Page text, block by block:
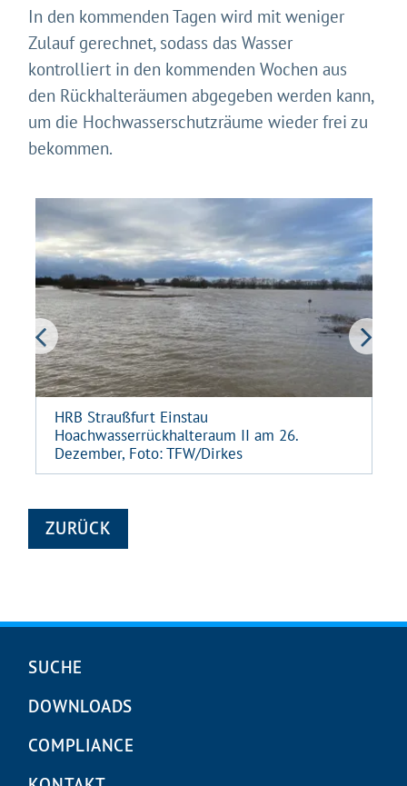
In den kommenden Tagen wird mit weniger
Zulauf gerechnet, sodass das Wasser
kontrolliert in den kommenden Wochen aus
den Rückhalteräumen abgegeben werden kann,
um die Hochwasserschutzräume wieder frei zu
bekommen.
HRB Straußfurt Einstau
Hoachwasserrückhalteraum II am 26.
Dezember, Foto: TFW/Dirkes
ZURÜCK
Navigation
SUCHE
DOWNLOADS
COMPLIANCE